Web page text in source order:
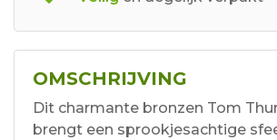
OMSCHRIJVING
Dit charmante bronzen Tom
brengt een sprookjesachtige